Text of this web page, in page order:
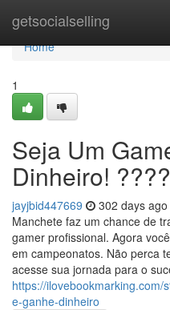
getsocialselling
Home
Home
1
Seja Um
Dinheiro! ????
jayjbid447669 302 days ago
Manchete faz um chance de
gamer profissional. Agora
em campeonatos. Não perca
acesse sua jornada para o
https://
e-ganhe-dinheiro